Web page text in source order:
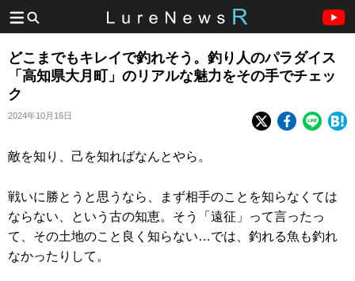
どこまでもキレイで釣れそう。釣り人のパラダイス
「高知県大月町」のリアルな魅力をその手でチェッ
ク
2024年10月16日
敵を知り、己を知ればなんとやら。
戦いに勝とうと思うなら、まず相手のことを知らなくては
ならない、という古の知恵。そう「遠征」って言ったっ
て、その土地のこと良く知らない…では、釣れる魚も釣れ
なかったりして。